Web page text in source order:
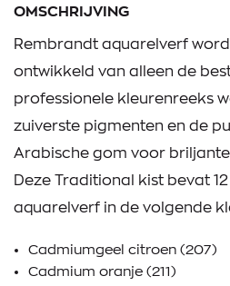
OMSCHRIJVING
Rembrandt aquarelverf
ontwikkeld van alleen de
professionele kleurenreeks
zuiverste pigmenten en de
Arabische gom voor
Deze Traditional kist bevat 12
aquarelverf in de volgende
Cadmiumgeel citroen (207)
Cadmium oranje (211)